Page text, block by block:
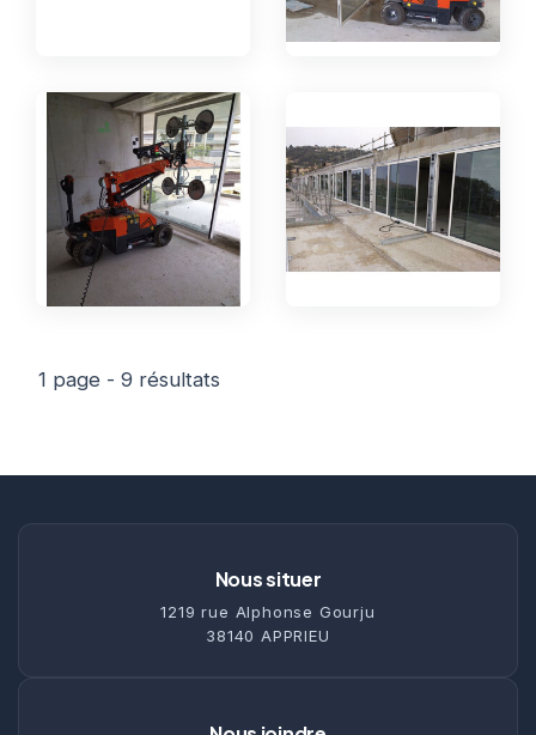
1 page - 9 résultats
Nous situer
1219 rue Alphonse Gourju
38140 APPRIEU